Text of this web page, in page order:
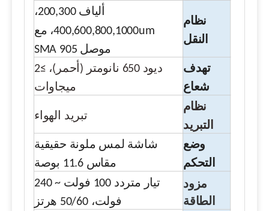
نظام
النقل
ألياف 200,300،
400,600,800,1000um، مع
موصل SMA 905
تهدف
شعاع
ديود 650 نانومتر (أحمر)، ≥2
ميجاوات
نظام
التبريد
تبريد الهواء
وضع
التحكم
شاشة لمس ملونة حقيقية
مقاس 11.6 بوصة
مزود
الطاقة
تيار متردد 100 فولت ~ 240
فولت، 50/60 هرتز